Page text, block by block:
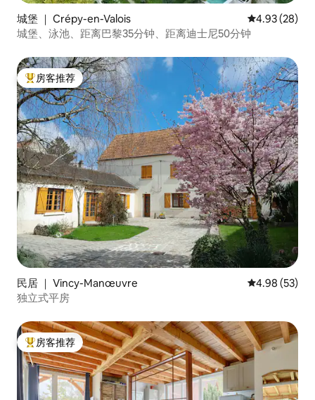
城堡 ｜ Crépy-en-Valois 平均评分
4.93 (28)
城堡、泳池、距离巴黎35分钟、距离迪士尼50分钟
热门「房客推荐」
房客推荐
民居 ｜ Vincy-Manœuvre 平均评分
4.98 (53)
独立式平房
热门「房客推荐」
房客推荐